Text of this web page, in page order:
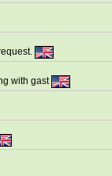
with gast